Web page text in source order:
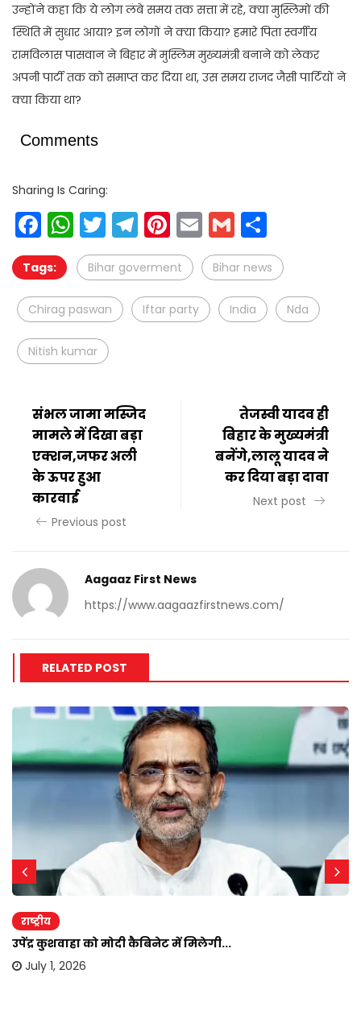
उन्होंने कहा कि ये लोग लंबे समय तक सत्ता में रहे, क्या मुस्लिमों की
स्थिति में सुधार आया? इन लोगों ने क्या किया? हमारे पिता स्वर्गीय
रामविलास पासवान ने बिहार में मुस्लिम मुख्यमंत्री बनाने को लेकर
अपनी पार्टी तक को समाप्त कर दिया था, उस समय राजद जैसी पार्टियों ने
क्या किया था?
Comments
Sharing Is Caring:
Facebook
WhatsApp
Twitter
Telegram
Pinterest
EmailGmail
Tags: Bihar goverment Bihar news
Chirag paswan Iftar party India Nda
Nitish kumar
संभल जामा मस्जिद
मामले में दिखा बड़ा
एक्शन,जफर अली
के ऊपर हुआ
कारवाई
Previous post
तेजस्वी यादव ही
बिहार के मुख्यमंत्री
बनेंगे,लालू यादव ने
कर दिया बड़ा दावा
Next post
Aagaaz First News
https://www.aagaazfirstnews.com/
RELATED POST
राष्ट्रीय
उपेंद्र कुशवाहा को मोदी कैबिनेट में मिलेगी...
July 1, 2026